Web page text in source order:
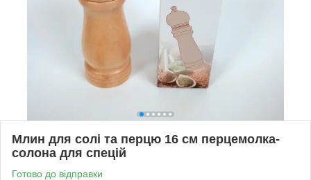
Млин для солі та перцю 16 см перцемолка-
солона для спецій
Готово до відправки